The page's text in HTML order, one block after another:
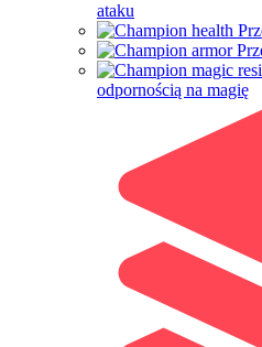
ataku
odpornością na magię